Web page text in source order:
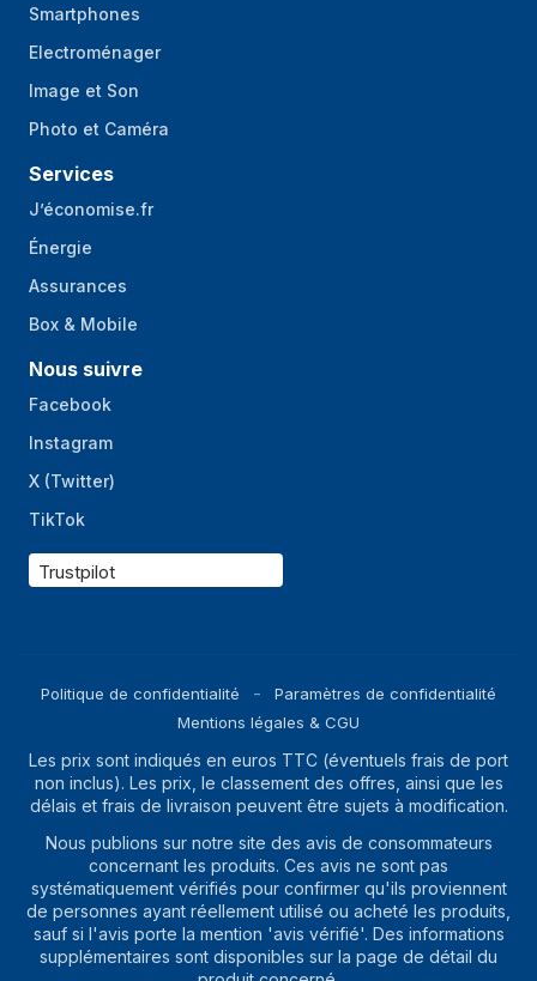
Smartphones
Electroménager
Image et Son
Photo et Caméra
Services
J’économise.fr
Énergie
Assurances
Box & Mobile
Nous suivre
Facebook
Instagram
X (Twitter)
TikTok
Trustpilot
Politique de confidentialité
Paramètres de confidentialité
Mentions légales & CGU
Les prix sont indiqués en euros TTC (éventuels frais de port
non inclus). Les prix, le classement des offres, ainsi que les
délais et frais de livraison peuvent être sujets à modification.
Nous publions sur notre site des avis de consommateurs
concernant les produits. Ces avis ne sont pas
systématiquement vérifiés pour confirmer qu'ils proviennent
de personnes ayant réellement utilisé ou acheté les produits,
sauf si l'avis porte la mention 'avis vérifié'. Des informations
supplémentaires sont disponibles sur la page de détail du